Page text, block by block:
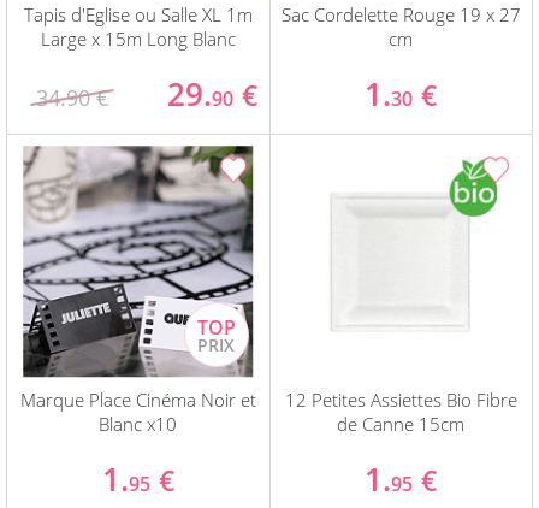
Tapis d'Eglise ou Salle XL 1m
Large x 15m Long Blanc
34.90 € 29.90 €
Sac Cordelette Rouge 19 x 27
cm
1.30 €
Marque Place Cinéma Noir et
Blanc x10
1.95 €
12 Petites Assiettes Bio Fibre
de Canne 15cm
1.95 €